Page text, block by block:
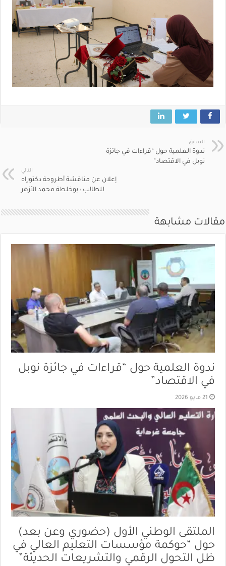
السابق
ندوة العلمية حول “قراءات في جائزة
نوبل في الاقتصاد”
التالي
إعلان عن مناقشة أطروحة دكتوراه
للطالب : بوخلطة محمد الأزهر
مقالات مشابهة
ندوة العلمية حول “قراءات في جائزة نوبل
في الاقتصاد”
21 مايو 2026
الملتقى الوطني الأول (حضوري وعن بعد)
حول “حوكمة مؤسسات التعليم العالي في
ظل التحول الرقمي والتشريعات الحديثة”